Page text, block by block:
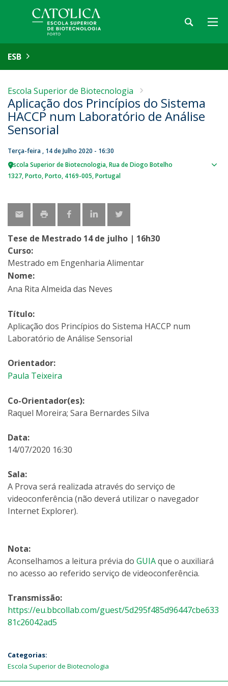
ESB
Escola Superior de Biotecnologia
Aplicação dos Princípios do Sistema
HACCP num Laboratório de Análise
Sensorial
Terça-feira , 14 de Julho 2020 - 16:30
Escola Superior de Biotecnologia Rua de Diogo Botelho
1327 Porto Porto 4169-005 Portugal
Tese de Mestrado 14 de julho | 16h30
Curso:
Mestrado em Engenharia Alimentar
Nome:
Ana Rita Almeida das Neves
Título:
Aplicação dos Princípios do Sistema HACCP num
Laboratório de Análise Sensorial
Orientador:
Paula Teixeira
Co-Orientador(es):
Raquel Moreira; Sara Bernardes Silva
Data:
14/07/2020 16:30
Sala:
A Prova será realizada através do serviço de
videoconferência (não deverá utilizar o navegador
Internet Explorer).
Nota:
Aconselhamos a leitura prévia do GUIAque o auxiliará
no acesso ao referido serviço de videoconferência.
Transmissão:
https://eu.bbcollab.com/guest/5d295f485d96447cbe633
81c26042ad5
Categorias:
Escola Superior de Biotecnologia